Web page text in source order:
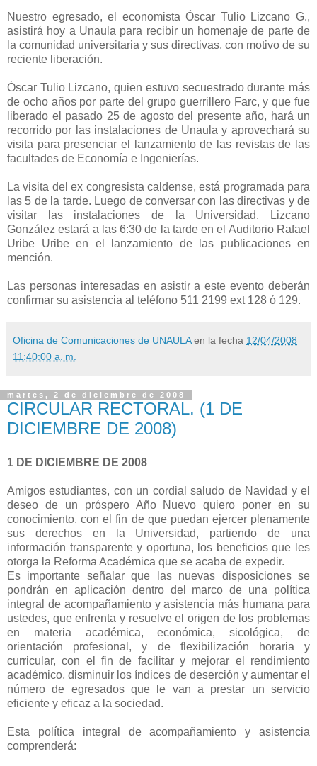
Nuestro egresado, el economista Óscar Tulio Lizcano G.,
asistirá hoy a Unaula para recibir un homenaje de parte de
la comunidad universitaria y sus directivas, con motivo de su
reciente liberación.
Óscar Tulio Lizcano, quien estuvo secuestrado durante más
de ocho años por parte del grupo guerrillero Farc, y que fue
liberado el pasado 25 de agosto del presente año, hará un
recorrido por las instalaciones de Unaula y aprovechará su
visita para presenciar el lanzamiento de las revistas de las
facultades de Economía e Ingenierías.
La visita del ex congresista caldense, está programada para
las 5 de la tarde. Luego de conversar con las directivas y de
visitar las instalaciones de la Universidad, Lizcano
González estará a las 6:30 de la tarde en el Auditorio Rafael
Uribe Uribe en el lanzamiento de las publicaciones en
mención.
Las personas interesadas en asistir a este evento deberán
confirmar su asistencia al teléfono 511 2199 ext 128 ó 129.
Oficina de Comunicaciones de UNAULA en la fecha 12/04/2008
11:40:00 a. m.
martes, 2 de diciembre de 2008
CIRCULAR RECTORAL. (1 DE
DICIEMBRE DE 2008)
1 DE DICIEMBRE DE 2008
Amigos estudiantes, con un cordial saludo de Navidad y el
deseo de un próspero Año Nuevo quiero poner en su
conocimiento, con el fin de que puedan ejercer plenamente
sus derechos en la Universidad, partiendo de una
información transparente y oportuna, los beneficios que les
otorga la Reforma Académica que se acaba de expedir.
Es importante señalar que las nuevas disposiciones se
pondrán en aplicación dentro del marco de una política
integral de acompañamiento y asistencia más humana para
ustedes, que enfrenta y resuelve el origen de los problemas
en materia académica, económica, sicológica, de
orientación profesional, y de flexibilización horaria y
curricular, con el fin de facilitar y mejorar el rendimiento
académico, disminuir los índices de deserción y aumentar el
número de egresados que le van a prestar un servicio
eficiente y eficaz a la sociedad.
Esta política integral de acompañamiento y asistencia
comprenderá: